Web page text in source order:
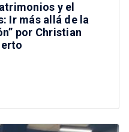
y el
Ir más allá de la
por Christian